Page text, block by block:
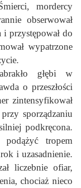
mordercy
obserwował
i przystępował do
wypatrzone
głębi w
o przeszłości
zintensyfikował
sporządzaniu
podkręcona.
podążyć tropem
i uzasadnienie.
liczebnie ofiar,
chociaż nieco